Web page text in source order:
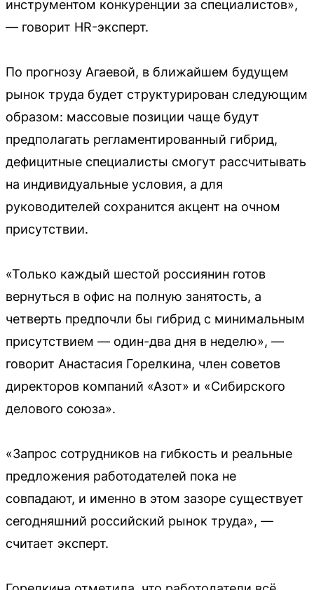
инструментом конкуренции за специалистов»,
— говорит HR-эксперт.
По прогнозу Агаевой, в ближайшем будущем
рынок труда будет структурирован следующим
образом: массовые позиции чаще будут
предполагать регламентированный гибрид,
дефицитные специалисты смогут рассчитывать
на индивидуальные условия, а для
руководителей сохранится акцент на очном
присутствии.
«Только каждый шестой россиянин готов
вернуться в офис на полную занятость, а
четверть предпочли бы гибрид с минимальным
присутствием — один-два дня в неделю», —
говорит Анастасия Горелкина, член советов
директоров компаний «Азот» и «Сибирского
делового союза».
«Запрос сотрудников на гибкость и реальные
предложения работодателей пока не
совпадают, и именно в этом зазоре существует
сегодняшний российский рынок труда», —
считает эксперт.